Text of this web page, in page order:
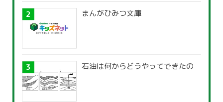
まんがひみつ文庫
石油は何からどうやってできたの